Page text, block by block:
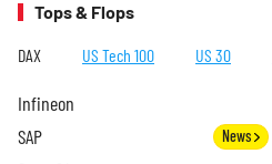
Tops & Flops
DAX US Tech 100 US 30
Infineon
SAP News